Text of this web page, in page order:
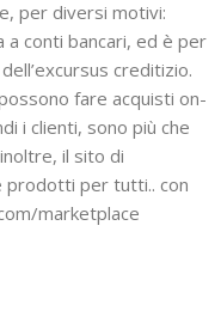
per diversi motivi:
a conti bancari, ed è per
creditizio.
fare acquisti on-
i clienti, sono più che
il sito di
prodotti per tutti.. con
marketplace